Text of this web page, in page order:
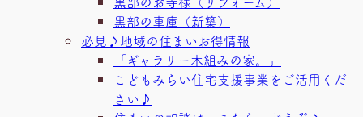
黒部の車庫（新築）
必見♪地域の住まいお得情報
「ギャラリー木組みの家。」
こどもみらい住宅支援事業をご活用くだ
さい♪